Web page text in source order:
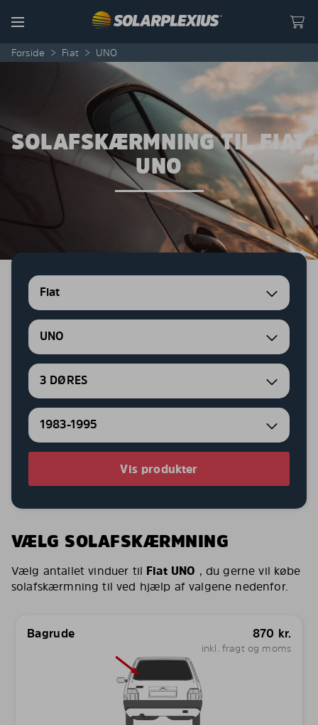
Menu
Forside > Fiat > UNO
SOLAFSKÆRMNING TIL FIAT
UNO
Fiat
UNO
3 DØRES
1983-1995
Vis produkter
VÆLG SOLAFSKÆRMNING
Vælg antallet vinduer til Fiat UNO , du gerne vil købe
solafskærmning til ved hjælp af valgene nedenfor.
Bagrude 870 kr.
inkl. fragt og moms